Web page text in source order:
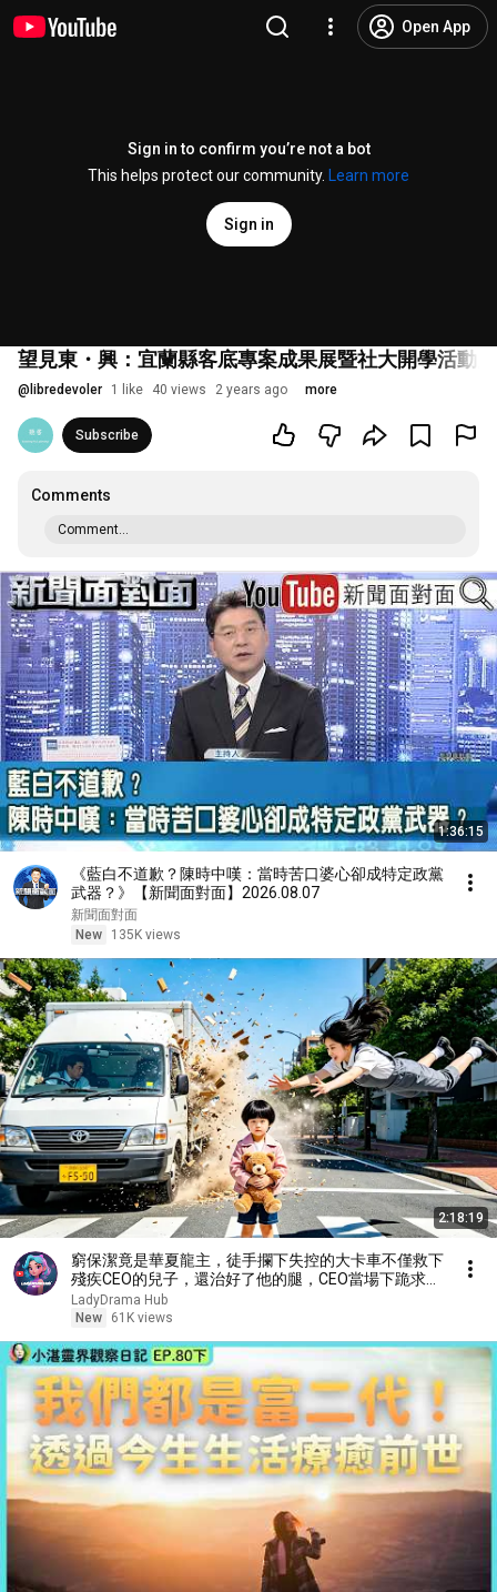
Open App
Sign in to confirm you’re not a bot
This helps protect our community.
Learn more
Sign in
望見東・興：宜蘭縣客底專案成果展暨社大開學活動
@ libredevoler 1 like 40 views 2 years ago more
Subscribe
Comments
Comment...
1:36:15
《藍白不道歉？陳時中嘆：當時苦口婆心卻成特定政黨
武器？》【新聞面對面】2026.08.07
新聞面對面
New
135K views
2:18:19
窮保潔竟是華夏龍主，徒手攔下失控的大卡車不僅救下
殘疾CEO的兒子，還治好了他的腿，CEO當場下跪求取
他。 【戰神媽咪：殘障總裁寵上天】
LadyDrama Hub
New
61K views